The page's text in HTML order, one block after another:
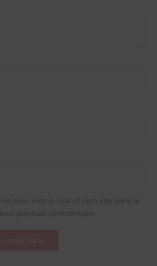
nom, mon e-mail et mon site dans le
prochain commentaire.